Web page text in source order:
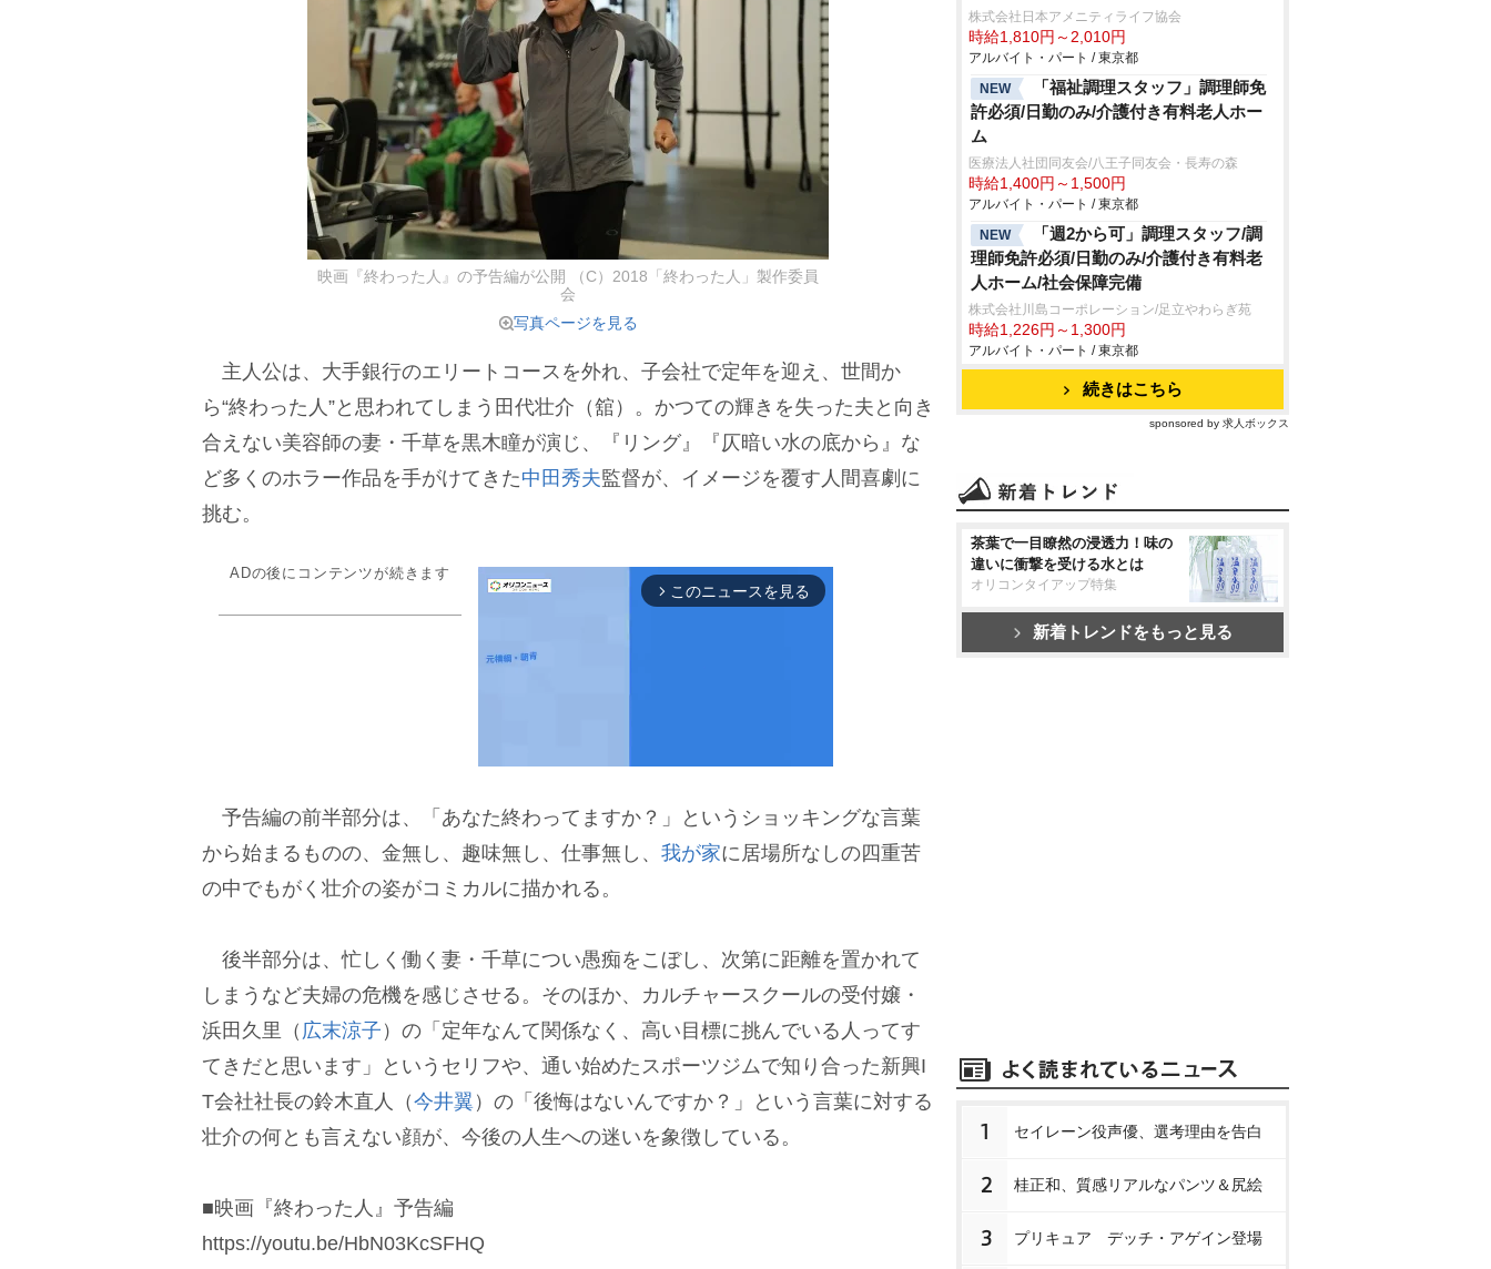
映画『終わった人』の予告編が公開 （C）2018「終わった人」製作委員
会
写真ページを見る
主人公は、大手銀行のエリートコースを外れ、子会社で定年を迎え、世間か
ら“終わった人”と思われてしまう田代壮介（舘）。かつての輝きを失った夫と向き
合えない美容師の妻・千草を黒木瞳が演じ、『リング』『仄暗い水の底から』な
ど多くのホラー作品を手がけてきた中田秀夫監督が、イメージを覆す人間喜劇に
挑む。
ADの後にコンテンツが続きます
arrow_forward_ios このニュースを見る
M
予告編の前半部分は、「あなた終わってますか？」というショッキングな言葉
から始まるものの、金無し、趣味無し、仕事無し、 我が家に居場所なしの四重苦
の中でもがく壮介の姿がコミカルに描かれる。
後半部分は、忙しく働く妻・千草につい愚痴をこぼし、次第に距離を置かれて
しまうなど夫婦の危機を感じさせる。そのほか、カルチャースクールの受付嬢・
浜田久里（ 広末涼子 ）の「定年なんて関係なく、高い目標に挑んでいる人ってす
てきだと思います」というセリフや、通い始めたスポーツジムで知り合った新興I
T会社社長の鈴木直人（今井翼）の「後悔はないんですか？」という言葉に対する
壮介の何とも言えない顔が、今後の人生への迷いを象徴している。
■映画『終わった人』予告編
https://youtu.be/HbN03KcSFHQ
株式会社日本アメニティライフ協会
時給1,810円～2,010円
アルバイト・パート / 東京都
NEW
「福祉調理スタッフ」調理師免
許必須/日勤のみ/介護付き有料老人ホー
ム
医療法人社団同友会/八王子同友会・長寿の森
時給1,400円～1,500円
アルバイト・パート / 東京都
NEW
「週2から可」調理スタッフ/調
理師免許必須/日勤のみ/介護付き有料老
人ホーム/社会保障完備
株式会社川島コーポレーション/足立やわらぎ苑
時給1,226円～1,300円
アルバイト・パート / 東京都
続きはこちら
sponsored by 求人ボックス
茶葉で一目瞭然の浸透力！味の
違いに衝撃を受ける水とは
オリコンタイアップ特集
新着トレンドをもっと見る
1 セイレーン役声優、選考理由を告白
2 桂正和、質感リアルなパンツ＆尻絵
3 プリキュア デッチ・アゲイン登場